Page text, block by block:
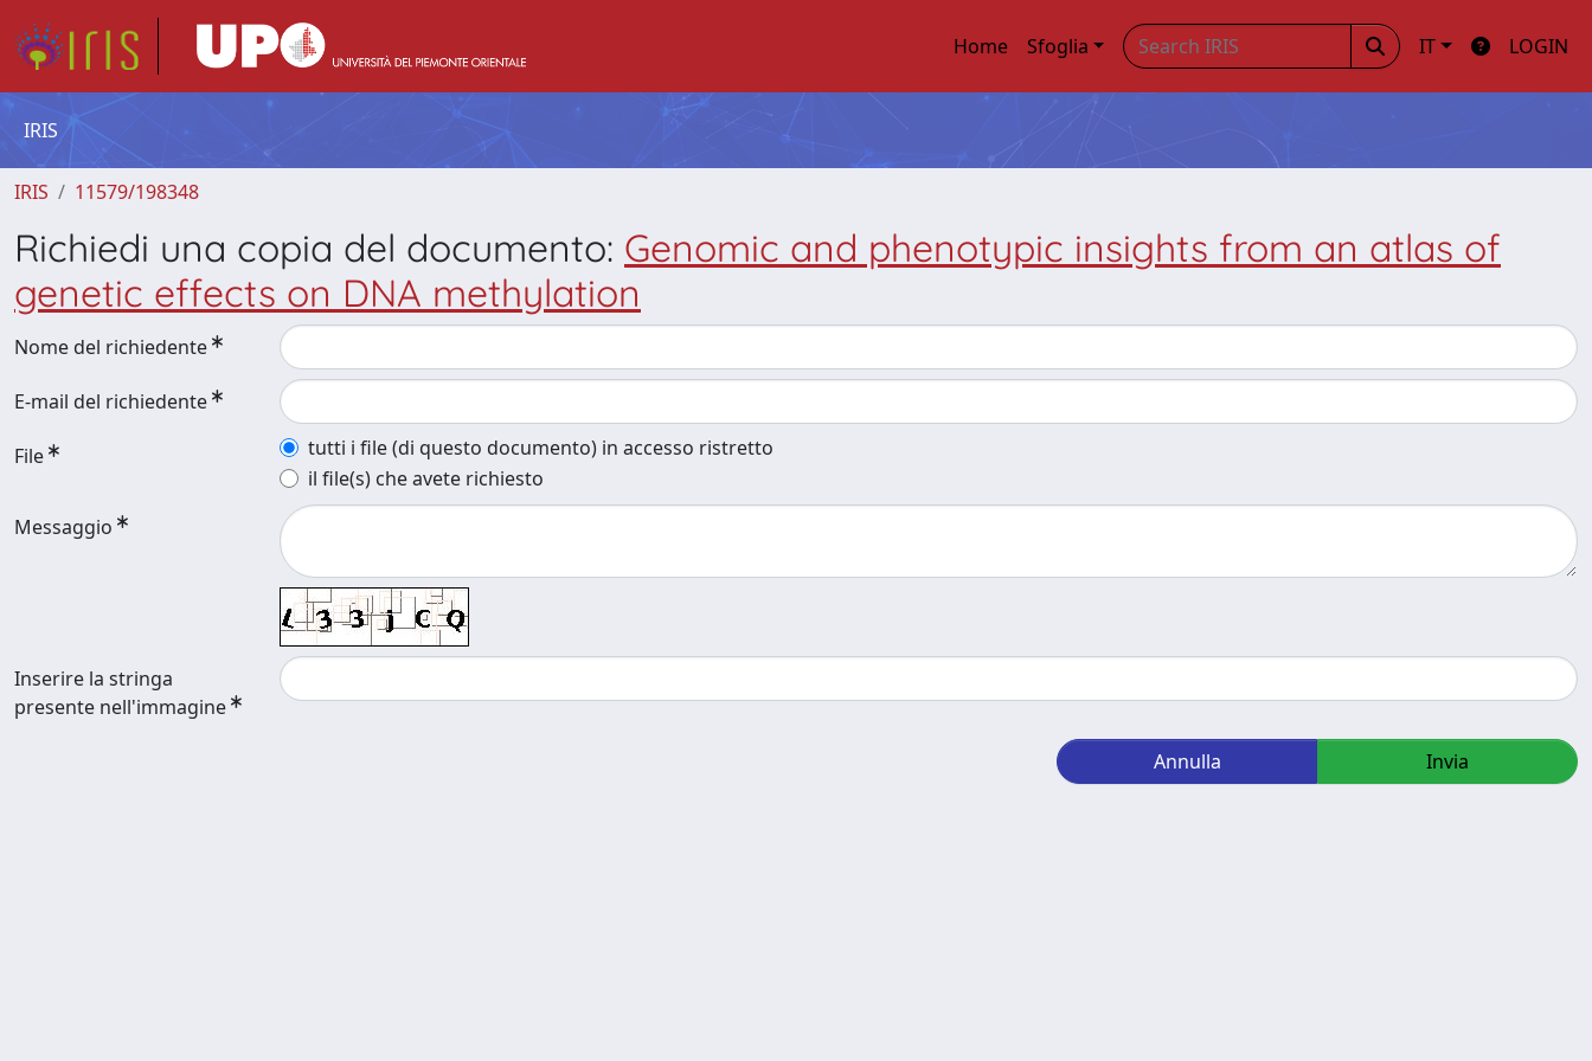
Home Sfoglia IT LOGIN
IRIS
IRIS 11579/198348
Richiedi una copia del documento: Genomic and phenotypic insights from an atlas of
genetic effects on DNA methylation
Nome del richiedente
E-mail del richiedente
File
tutti i file (di questo documento) in accesso ristretto
il file(s) che avete richiesto
Messaggio
Inserire la stringa
presente nell'immagine
Annulla Invia